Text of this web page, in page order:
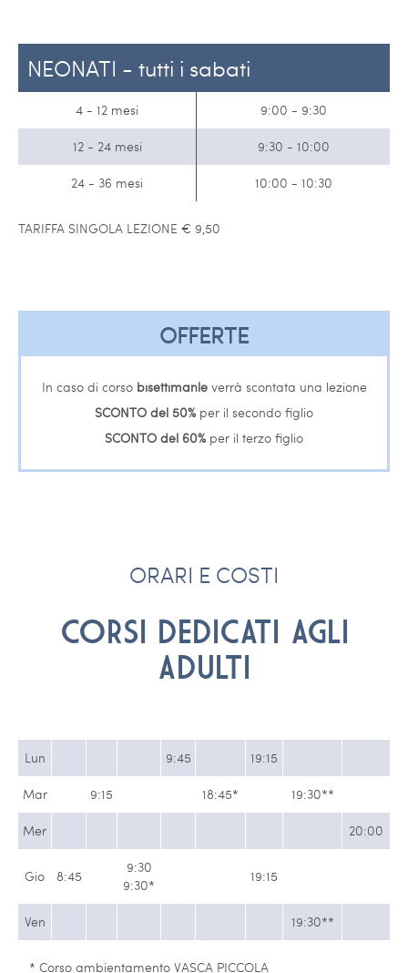
NEONATI - tutti i sabati
4 - 12 mesi 9:00 - 9:30
12 - 24 mesi 9:30 - 10:00
24 - 36 mesi 10:00 - 10:30
TARIFFA SINGOLA LEZIONE € 9,50
OFFERTE
In caso di corso bisettimanleverrà scontata una lezione
SCONTO del 50% per il secondo figlio
SCONTO del 60% per il terzo figlio
ORARI E COSTI
CORSI DEDICATI AGLI
ADULTI
Lun 9:45 19:15
Mar 9:15 18:45* 19:30**
Mer 20:00
Gio 8:45
9:30
9:30*
19:15
Ven 19:30**
* Corso ambientamento VASCA PICCOLA